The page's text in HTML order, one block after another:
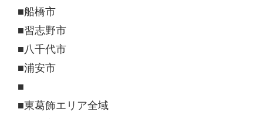
■船橋市
■習志野市
■八千代市
■浦安市
■
■東葛飾エリア全域